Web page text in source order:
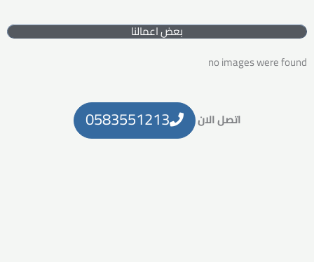
بعض اعمالنا
no images were found
اتصل الان 0583551213